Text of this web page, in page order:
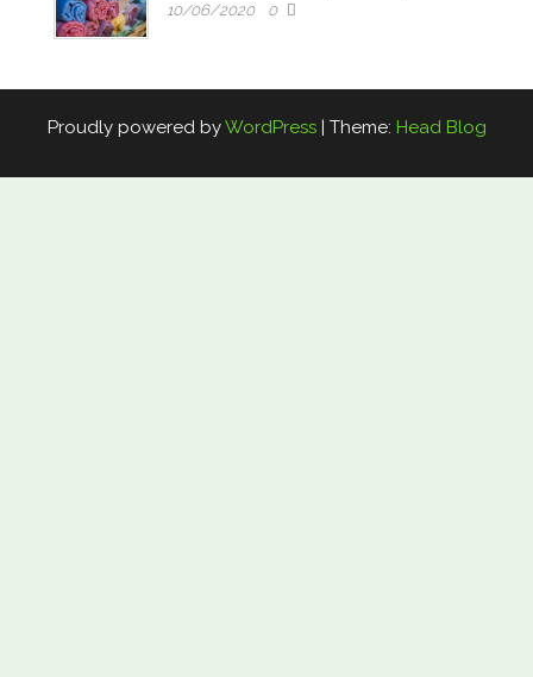
10/06/2020 0
Proudly powered byWordPress Theme: Head Blog